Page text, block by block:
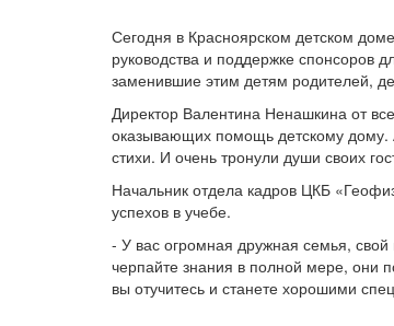
Сегодня в Красноярском детском
руководства и поддержке спонсоров
заменившие этим детям родителей,
Директор Валентина Ненашкина от
оказывающих помощь детскому дому.
стихи. И очень тронули души своих
Начальник отдела кадров ЦКБ
успехов в учебе.
- У вас огромная дружная семья,
черпайте знания в полной мере, они
вы отучитесь и станете хорошими